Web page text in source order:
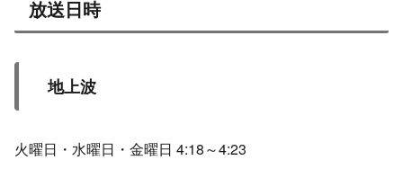
放送日時
地上波
火曜日・水曜日・金曜日 4:18～4:23